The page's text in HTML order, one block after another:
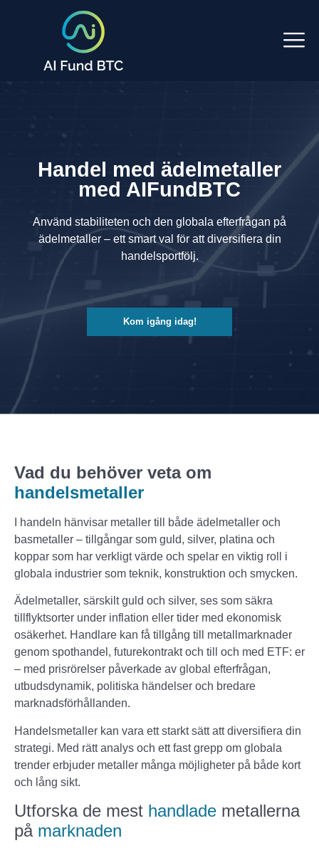
Handel med ädelmetaller
med AIFundBTC
Använd stabiliteten och den globala efterfrågan på
ädelmetaller – ett smart val för att diversifiera din
handelsportfölj.
Kom igång idag!
Vad du behöver veta om
handelsmetaller
I handeln hänvisar metaller till både ädelmetaller och
basmetaller – tillgångar som guld, silver, platina och
koppar som har verkligt värde och spelar en viktig roll i
globala industrier som teknik, konstruktion och smycken.
Ädelmetaller, särskilt guld och silver, ses som säkra
tillflyktsorter under inflation eller tider med ekonomisk
osäkerhet. Handlare kan få tillgång till metallmarknader
genom spothandel, futurekontrakt och till och med ETF: er
– med prisrörelser påverkade av global efterfrågan,
utbudsdynamik, politiska händelser och bredare
marknadsförhållanden.
Handelsmetaller kan vara ett starkt sätt att diversifiera din
strategi. Med rätt analys och ett fast grepp om globala
trender erbjuder metaller många möjligheter på både kort
och lång sikt.
Utforska de mest handlade metallerna
på marknaden